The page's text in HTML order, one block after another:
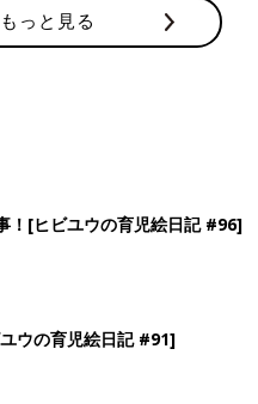
っと見る
！[ヒビユウの育児絵日記 #96]
ウの育児絵日記 #91]